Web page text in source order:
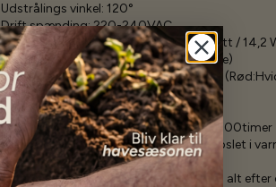
Udstrålings vinkel: 120°
Drift spænding: 220-240VAC
Effektforbrug Nominelt/faktisk : 27 Watt / 14,2
Farve Temperatur: --- (hvid/Pink lysfarve)
LED: USA CREE XPE LED; 9 stk. x 3 Watt
660 nm(Rød) + 6500K Hvid
4 x Kold Hvid 6500K + 5 x hi. Rød
Levetid: min. 30.000 timer, typisk 50.000timer
Tæthed (IP): 6X (Elektronikken er indkapslet i
Størrelse: Ø:119,5mm - L:127 mm
Optimal afstand til planter: 30-150 cm alt